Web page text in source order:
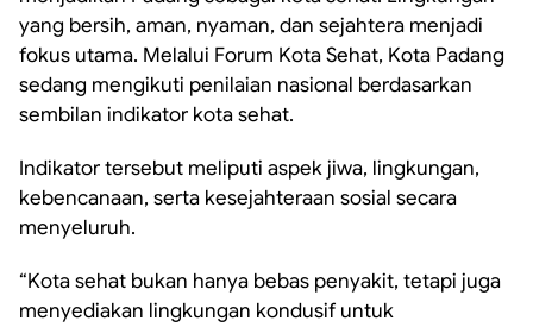
yang bersih, aman, nyaman, dan sejahtera menjadi
fokus utama. Melalui Forum Kota Sehat, Kota Padang
sedang mengikuti penilaian nasional berdasarkan
sembilan indikator kota sehat.
Indikator tersebut meliputi aspek jiwa, lingkungan,
kebencanaan, serta kesejahteraan sosial secara
menyeluruh.
“Kota sehat bukan hanya bebas penyakit, tetapi juga
menyediakan lingkungan kondusif untuk